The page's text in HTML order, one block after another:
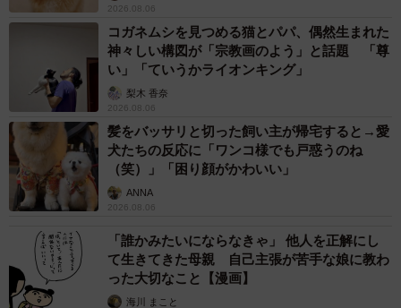
2026.08.06
コガネムシを見つめる猫とパパ、偶然生まれた
神々しい構図が「宗教画のよう」と話題 「尊
い」「ていうかライオンキング」
梨木 香奈
2026.08.06
髪をバッサリと切った飼い主が帰宅すると→愛
犬たちの反応に「ワンコ様でも戸惑うのね
（笑）」「困り顔がかわいい」
ANNA
2026.08.06
「誰かみたいにならなきゃ」 他人を正解にし
て生きてきた母親 自己主張が苦手な娘に教わ
った大切なこと【漫画】
海川 まこと